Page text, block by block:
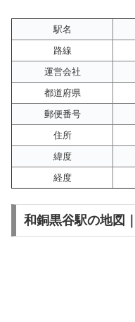
駅名
路線
運営会社
都道府県
郵便番号
住所
緯度
経度
和銅黒谷駅の地図